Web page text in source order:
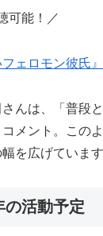
可能！／
フェロモン彼氏
んは、「普段
メント。この
を広げています
の活動予定